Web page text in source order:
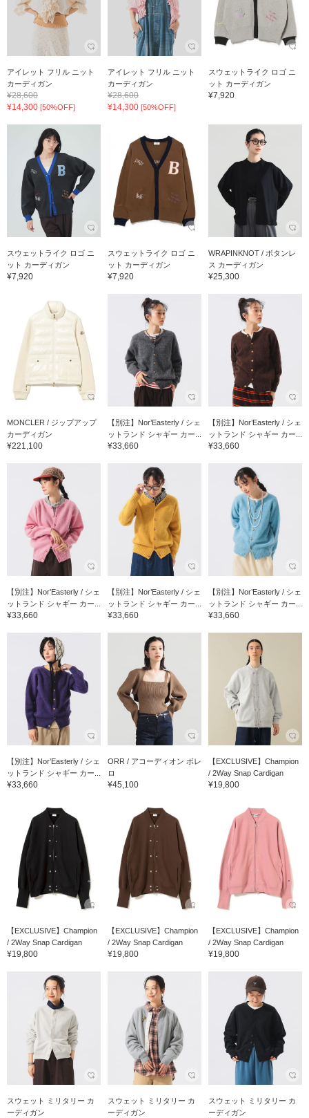
アイレット フリル ニット
カーディガン
¥28,600
¥14,300 [50%OFF]
アイレット フリル ニット
カーディガン
¥28,600
¥14,300 [50%OFF]
スウェットライク ロゴ ニ
ット カーディガン
¥7,920
スウェットライク ロゴ ニ
ット カーディガン
¥7,920
スウェットライク ロゴ ニ
ット カーディガン
¥7,920
WRAPINKNOT / ボタンレ
ス カーディガン
¥25,300
MONCLER / ジップアップ
カーディガン
¥221,100
【別注】Nor’Easterly / シェ
ットランド シャギー カー...
¥33,660
【別注】Nor’Easterly / シェ
ットランド シャギー カー...
¥33,660
【別注】Nor’Easterly / シェ
ットランド シャギー カー...
¥33,660
【別注】Nor’Easterly / シェ
ットランド シャギー カー...
¥33,660
【別注】Nor’Easterly / シェ
ットランド シャギー カー...
¥33,660
【別注】Nor’Easterly / シェ
ットランド シャギー カー...
¥33,660
ORR / アコーディオン ボレ
ロ
¥45,100
【EXCLUSIVE】Champion
/ 2Way Snap Cardigan
¥19,800
【EXCLUSIVE】Champion
/ 2Way Snap Cardigan
¥19,800
【EXCLUSIVE】Champion
/ 2Way Snap Cardigan
¥19,800
【EXCLUSIVE】Champion
/ 2Way Snap Cardigan
¥19,800
スウェット ミリタリー カ
ーディガン
スウェット ミリタリー カ
ーディガン
スウェット ミリタリー カ
ーディガン